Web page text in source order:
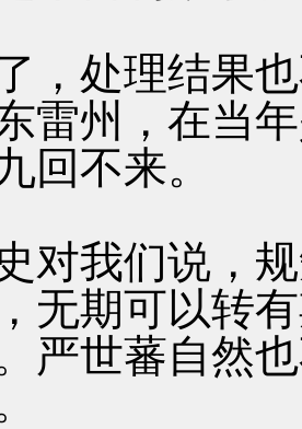
处理结果也
雷州，在当
回不来。
我们说，规
无期可以转
严世蕃自然